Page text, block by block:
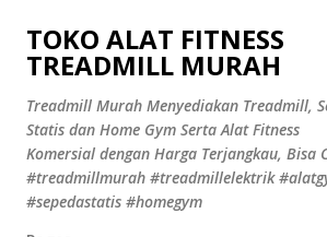
Langsung ke konten
TOKO ALAT FITNESS
TREADMILL MURAH
Treadmill Murah Menyediakan Treadmill,
Statis dan Home Gym Serta Alat Fitness
Komersial dengan Harga Terjangkau, Bisa
#treadmillmurah #treadmillelektrik
#sepedastatis #homegym